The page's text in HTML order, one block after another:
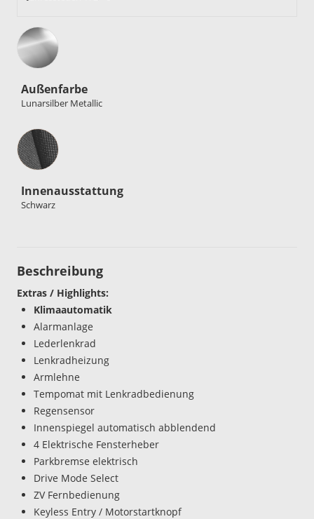
Außenfarbe
Lunarsilber Metallic
Innenausstattung
Innenausstattung
Schwarz
Beschreibung
Extras / Highlights:
Klimaautomatik
Alarmanlage
Lederlenkrad
Lenkradheizung
Armlehne
Tempomat mit Lenkradbedienung
Regensensor
Innenspiegel automatisch abblendend
4 Elektrische Fensterheber
Parkbremse elektrisch
Drive Mode Select
ZV Fernbedienung
Keyless Entry / Motorstartknopf